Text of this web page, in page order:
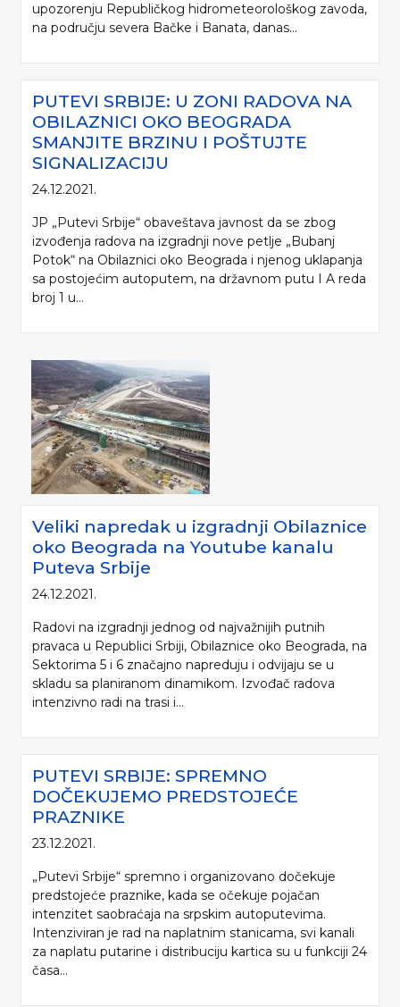
upozorenju Republičkog hidrometeorološkog zavoda,
na području severa Bačke i Banata, danas...
PUTEVI SRBIJE: U ZONI RADOVA NA
OBILAZNICI OKO BEOGRADA
SMANJITE BRZINU I POŠTUJTE
SIGNALIZACIJU
24.12.2021.
JP „Putevi Srbije“ obaveštava javnost da se zbog
izvođenja radova na izgradnji nove petlje „Bubanj
Potok“ na Obilaznici oko Beograda i njenog uklapanja
sa postojećim autoputem, na državnom putu I A reda
broj 1 u...
Veliki napredak u izgradnji Obilaznice
oko Beograda na Youtube kanalu
Puteva Srbije
24.12.2021.
Radovi na izgradnji jednog od najvažnijih putnih
pravaca u Republici Srbiji, Obilaznice oko Beograda, na
Sektorima 5 i 6 značajno napreduju i odvijaju se u
skladu sa planiranom dinamikom. Izvođač radova
intenzivno radi na trasi i...
PUTEVI SRBIJE: SPREMNO
DOČEKUJEMO PREDSTOJEĆE
PRAZNIKE
23.12.2021.
„Putevi Srbije“ spremno i organizovano dočekuje
predstojeće praznike, kada se očekuje pojačan
intenzitet saobraćaja na srpskim autoputevima.
Intenziviran je rad na naplatnim stanicama, svi kanali
za naplatu putarine i distribuciju kartica su u funkciji 24
časa...